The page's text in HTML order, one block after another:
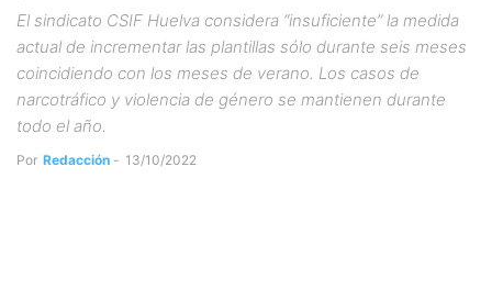
El sindicato CSIF Huelva considera “insuficiente” la medida
actual de incrementar las plantillas sólo durante seis meses
coincidiendo con los meses de verano. Los casos de
narcotráfico y violencia de género se mantienen durante
todo el año.
Por Redacción - 13/10/2022